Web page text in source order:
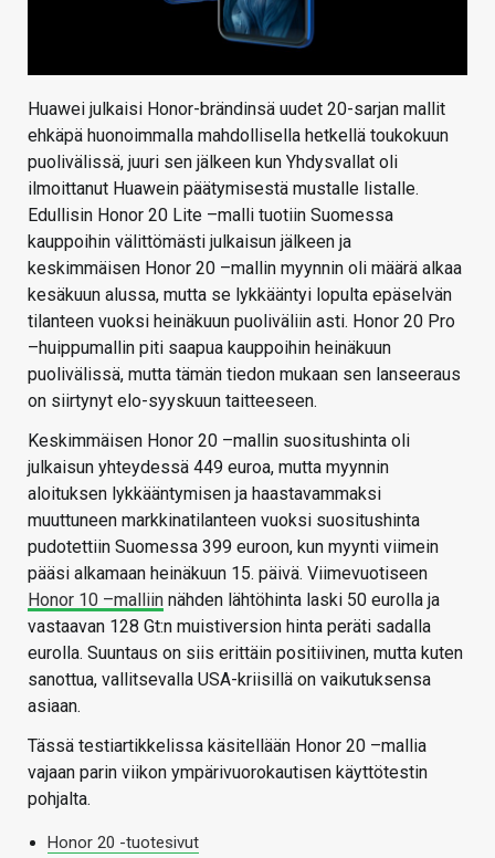
Huawei julkaisi Honor-brändinsä uudet 20-sarjan mallit
ehkäpä huonoimmalla mahdollisella hetkellä toukokuun
puolivälissä, juuri sen jälkeen kun Yhdysvallat oli
ilmoittanut Huawein päätymisestä mustalle listalle.
Edullisin Honor 20 Lite –malli tuotiin Suomessa
kauppoihin välittömästi julkaisun jälkeen ja
keskimmäisen Honor 20 –mallin myynnin oli määrä alkaa
kesäkuun alussa, mutta se lykkääntyi lopulta epäselvän
tilanteen vuoksi heinäkuun puoliväliin asti. Honor 20 Pro
–huippumallin piti saapua kauppoihin heinäkuun
puolivälissä, mutta tämän tiedon mukaan sen lanseeraus
on siirtynyt elo-syyskuun taitteeseen.
Keskimmäisen Honor 20 –mallin suositushinta oli
julkaisun yhteydessä 449 euroa, mutta myynnin
aloituksen lykkääntymisen ja haastavammaksi
muuttuneen markkinatilanteen vuoksi suositushinta
pudotettiin Suomessa 399 euroon, kun myynti viimein
pääsi alkamaan heinäkuun 15. päivä. Viimevuotiseen
Honor 10 –malliin nähden lähtöhinta laski 50 eurolla ja
vastaavan 128 Gt:n muistiversion hinta peräti sadalla
eurolla. Suuntaus on siis erittäin positiivinen, mutta kuten
sanottua, vallitsevalla USA-kriisillä on vaikutuksensa
asiaan.
Tässä testiartikkelissa käsitellään Honor 20 –mallia
vajaan parin viikon ympärivuorokautisen käyttötestin
pohjalta.
Honor 20 -tuotesivut